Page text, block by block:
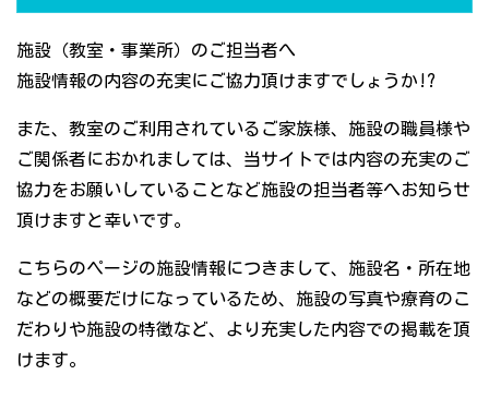
施設（教室・事業所）のご担当者へ
施設情報の内容の充実にご協力頂けますでしょうか!?
また、教室のご利用されているご家族様、施設の職員様や
ご関係者におかれましては、当サイトでは内容の充実のご
協力をお願いしていることなど施設の担当者等へお知らせ
頂けますと幸いです。
こちらのページの施設情報につきまして、施設名・所在地
などの概要だけになっているため、施設の写真や療育のこ
だわりや施設の特徴など、より充実した内容での掲載を頂
けます。